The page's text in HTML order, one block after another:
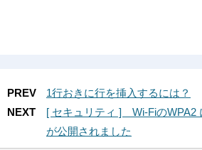
PREV
1行おきに行を挿入するには？
NEXT
[ セキュリティ ] Wi-FiのWPA2
が公開されました